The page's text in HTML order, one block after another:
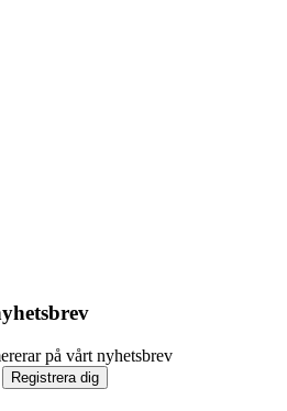
på vårt nyhetsbrev
Registrera dig